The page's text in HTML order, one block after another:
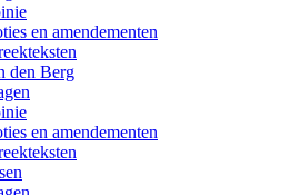
en amendementen
den Berg
en amendementen